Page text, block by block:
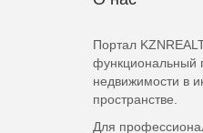
Портал
функциональный
недвижимости в
пространстве.
Для